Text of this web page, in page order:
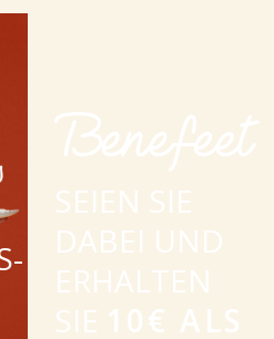
SEIEN SIE
DABEI UND
ERHALTEN
SIE 10€ ALS